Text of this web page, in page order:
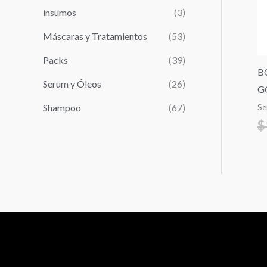
insumos (3)
Máscaras y Tratamientos (53)
Packs (39)
Serum y Óleos (26)
Shampoo (67)
$